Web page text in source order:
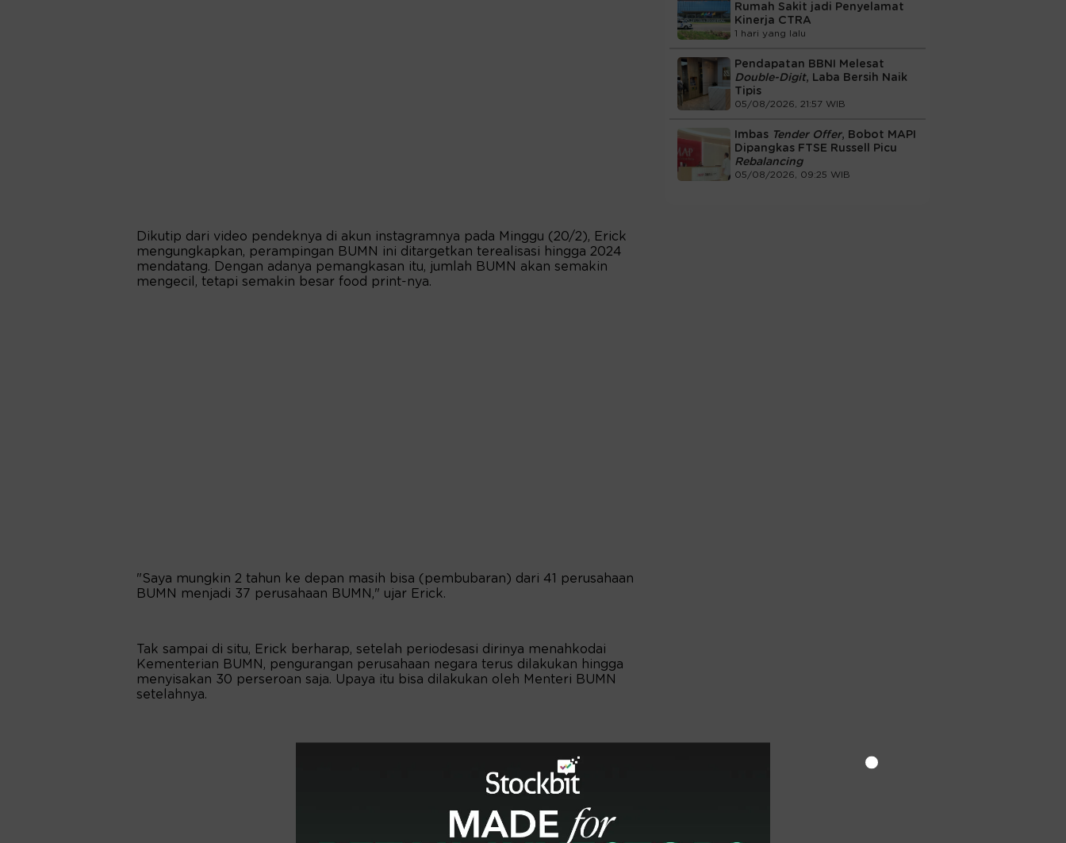
Dikutip dari video pendeknya di akun instagramnya pada Minggu (20/2), Erick
mengungkapkan, perampingan BUMN ini ditargetkan terealisasi hingga 2024
mendatang. Dengan adanya pemangkasan itu, jumlah BUMN akan semakin
mengecil, tetapi semakin besar food print-nya.
"Saya mungkin 2 tahun ke depan masih bisa (pembubaran) dari 41 perusahaan
BUMN menjadi 37 perusahaan BUMN," ujar Erick.
Tak sampai di situ, Erick berharap, setelah periodesasi dirinya menahkodai
Kementerian BUMN, pengurangan perusahaan negara terus dilakukan hingga
menyisakan 30 perseroan saja. Upaya itu bisa dilakukan oleh Menteri BUMN
setelahnya.
Rumah Sakit jadi Penyelamat
Kinerja CTRA
1 hari yang lalu
Pendapatan BBNI Melesat
Double-Digit, Laba Bersih Naik
Tipis
05/08/2026, 21:57 WIB
Imbas Tender Offer, Bobot MAPI
Dipangkas FTSE Russell Picu
Rebalancing
05/08/2026, 09:25 WIB